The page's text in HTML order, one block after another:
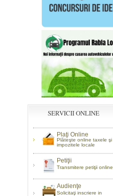
SERVICII ONLINE
Plaţi Online
Plăteşte online taxele şi
impozitele locale
Petiţii
Transmitere petiţii online
Audienţe
Solicitaţi inscriere in